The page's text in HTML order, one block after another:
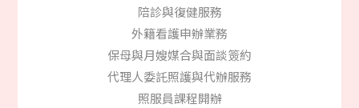
陪診與復健服務
外籍看護申辦業務
保母與月嫂媒合與面談簽約
代理人委託照護與代辦服務
照服員課程開辦